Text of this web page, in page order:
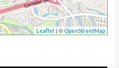
Leaflet | ©OpenStreetMap